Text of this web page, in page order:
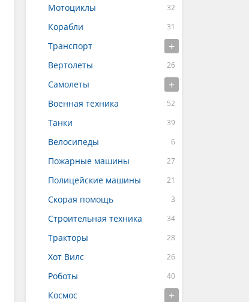
Мотоциклы
Корабли
Транспорт
Вертолеты
Самолеты
Военная техника
Танки
Велосипеды
Пожарные машины
Полицейские машины
Скорая помощь
Строительная техника
Тракторы
Хот Вилс
Роботы
Космос